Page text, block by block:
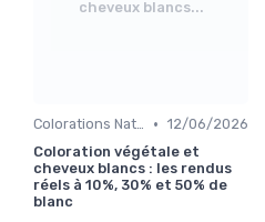
cheveux blancs...
Colorations Naturelles et Bio • 12/06/2026
Coloration végétale et
cheveux blancs : les rendus
réels à 10%, 30% et 50% de
blanc